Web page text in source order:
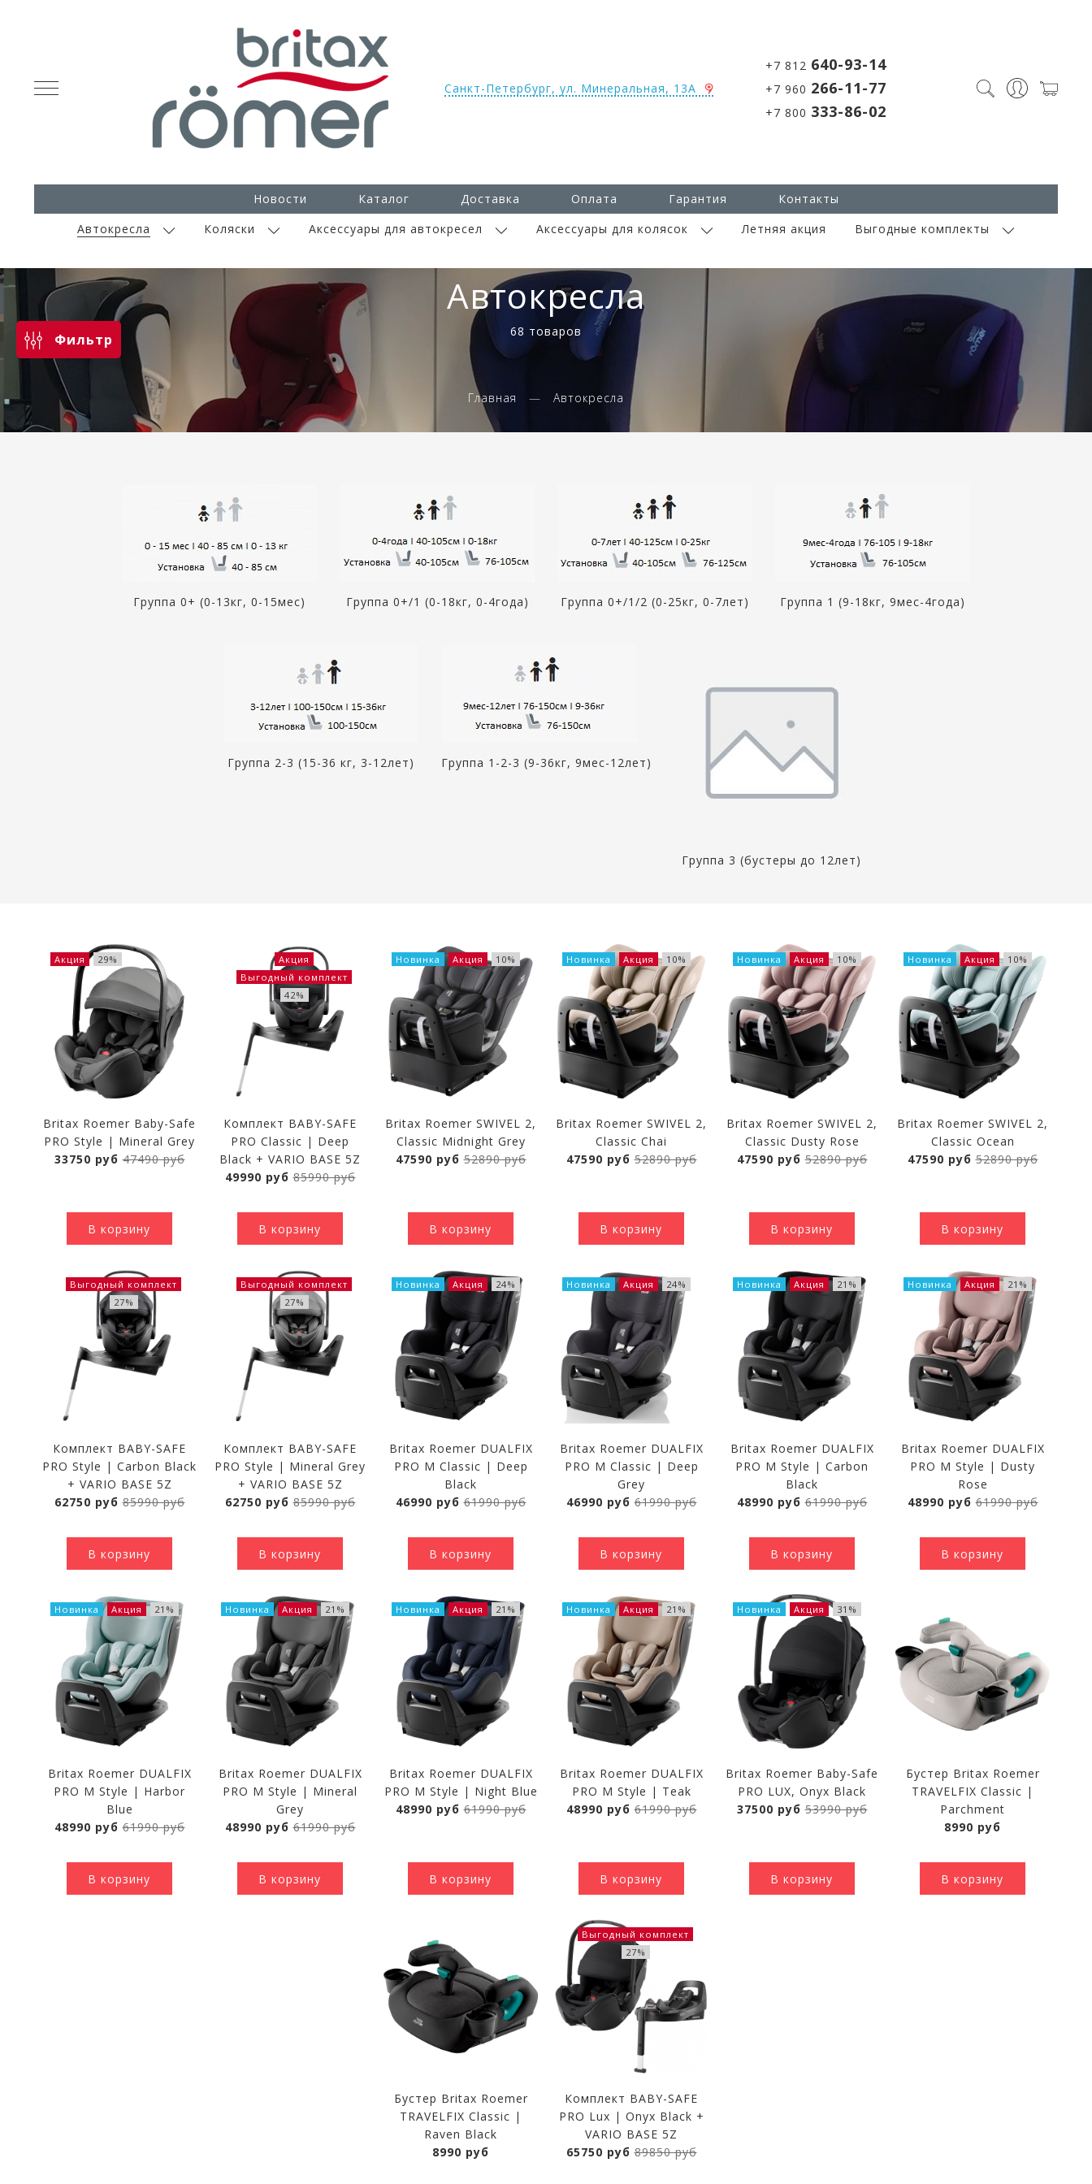
Санкт-Петербург, ул. Минеральная, 13А
+7 812 640-93-14
+7 960 266-11-77
+7 800 333-86-02
Новости Каталог Доставка Оплата Гарантия
Контакты
Автокресла
Коляски Аксессуары для автокресел Аксессуары для колясок Летняя акция Выгодные комплекты
Автокресла
68 товаров
Главная Автокресла
Фильтр
Группа 0+ (0-13кг, 0-15мес) Группа 0+/1 (0-18кг, 0-4года) Группа 0+/1/2 (0-25кг, 0-7лет) Группа 1 (9-18кг, 9мес-4года)
Группа 2-3 (15-36 кг, 3-12лет) Группа 1-2-3 (9-36кг, 9мес-12лет)
Группа 3 (бустеры до 12лет)
Акция 29%
Britax Roemer Baby-Safe
PRO Style | Mineral Grey
33750 руб47490 руб
В корзину
Акция
Выгодный комплект
42%
Комплект BABY-SAFE
PRO Classic | Deep
Black + VARIO BASE 5Z
49990 руб85990 руб
В корзину
Новинка Акция 10%
Britax Roemer SWIVEL 2,
Classic Midnight Grey
47590 руб52890 руб
В корзину
Новинка Акция 10%
Britax Roemer SWIVEL 2,
Classic Chai
47590 руб52890 руб
В корзину
Новинка Акция 10%
Britax Roemer SWIVEL 2,
Classic Dusty Rose
47590 руб52890 руб
В корзину
Новинка Акция 10%
Britax Roemer SWIVEL 2,
Classic Ocean
47590 руб52890 руб
В корзину
Выгодный комплект
27%
Комплект BABY-SAFE
PRO Style | Carbon Black
+ VARIO BASE 5Z
62750 руб85990 руб
В корзину
Выгодный комплект
27%
Комплект BABY-SAFE
PRO Style | Mineral Grey
+ VARIO BASE 5Z
62750 руб85990 руб
В корзину
Новинка Акция 24%
Britax Roemer DUALFIX
PRO M Classic | Deep
Black
46990 руб61990 руб
В корзину
Новинка Акция 24%
Britax Roemer DUALFIX
PRO M Classic | Deep
Grey
46990 руб61990 руб
В корзину
Новинка Акция 21%
Britax Roemer DUALFIX
PRO M Style | Carbon
Black
48990 руб61990 руб
В корзину
Новинка Акция 21%
Britax Roemer DUALFIX
PRO M Style | Dusty
Rose
48990 руб61990 руб
В корзину
Новинка Акция 21%
Britax Roemer DUALFIX
PRO M Style | Harbor
Blue
48990 руб61990 руб
В корзину
Новинка Акция 21%
Britax Roemer DUALFIX
PRO M Style | Mineral
Grey
48990 руб61990 руб
В корзину
Новинка Акция 21%
Britax Roemer DUALFIX
PRO M Style | Night Blue
48990 руб61990 руб
В корзину
Новинка Акция 21%
Britax Roemer DUALFIX
PRO M Style | Teak
48990 руб61990 руб
В корзину
Новинка Акция 31%
Britax Roemer Baby-Safe
PRO LUX, Onyx Black
37500 руб53990 руб
В корзину
Бустер Britax Roemer
TRAVELFIX Classic |
Parchment
8990 руб
В корзину
Бустер Britax Roemer
TRAVELFIX Classic |
Raven Black
8990 руб
Выгодный комплект
27%
Комплект BABY-SAFE
PRO Lux | Onyx Black +
VARIO BASE 5Z
65750 руб89850 руб